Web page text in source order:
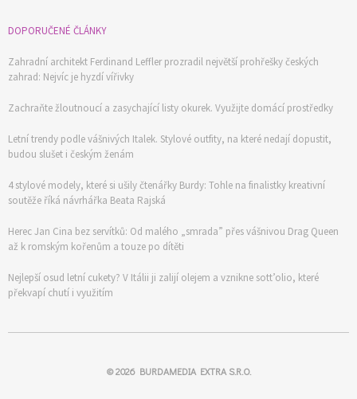
DOPORUČENÉ ČLÁNKY
Zahradní architekt Ferdinand Leffler prozradil největší prohřešky českých
zahrad: Nejvíc je hyzdí vířivky
Zachraňte žloutnoucí a zasychající listy okurek. Využijte domácí prostředky
Letní trendy podle vášnivých Italek. Stylové outfity, na které nedají dopustit,
budou slušet i českým ženám
4 stylové modely, které si ušily čtenářky Burdy: Tohle na finalistky kreativní
soutěže říká návrhářka Beata Rajská
Herec Jan Cina bez servítků: Od malého „smrada” přes vášnivou Drag Queen
až k romským kořenům a touze po dítěti
Nejlepší osud letní cukety? V Itálii ji zalijí olejem a vznikne sott’olio, které
překvapí chutí i využitím
© 2026 BURDAMEDIA EXTRA S.R.O.